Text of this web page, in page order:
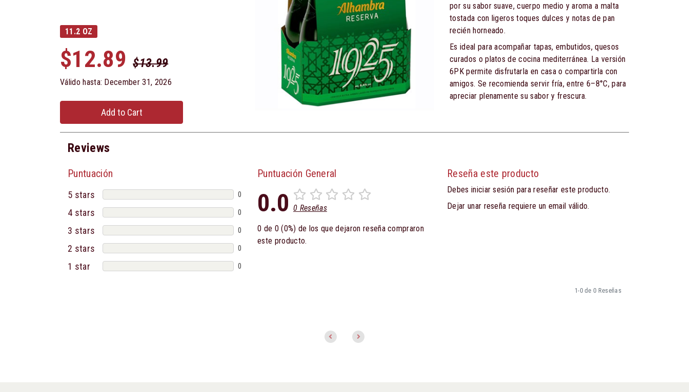
11.2 OZ
$12.89 $13.99
Válido hasta: December 31, 2026
Add to Cart
por su sabor suave, cuerpo medio y aroma a malta
tostada con ligeros toques dulces y notas de pan
recién horneado.
Es ideal para acompañar tapas, embutidos, quesos
curados o platos de cocina mediterránea. La versión
6PK permite disfrutarla en casa o compartirla con
amigos. Se recomienda servir fría, entre 6–8°C, para
apreciar plenamente su sabor y frescura.
Reviews
Puntuación
5 stars 0
4 stars 0
3 stars 0
2 stars 0
1 star 0
Puntuación General
0.0 0 Reseñas
0 de 0 (0%) de los que dejaron reseña compraron
este producto.
Reseña este producto
Debes iniciar sesión para reseñar este producto.
Dejar unar reseña requiere un email válido.
1-0 de 0 Reseñas